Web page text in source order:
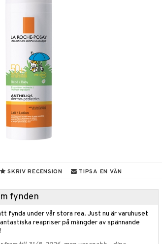
SKRIV RECENSION TIPSA EN VÄN
fynden
fynda under vår stora rea. Just nu är varuhuset
reapriser på mängder av spännande